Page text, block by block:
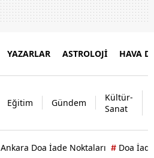
YAZARLAR ASTROLOJİ HAVA
Eğitim Gündem
Kültür-
Sanat
Ankara Doa İade Noktaları # Doa